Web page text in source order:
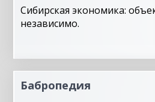
Сибирская экономика:
независимо.
Бабропедия